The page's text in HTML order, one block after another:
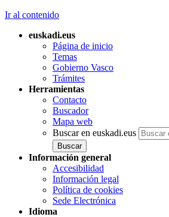
Ir al contenido
euskadi.eus
Página de inicio
Temas
Gobierno Vasco
Trámites
Herramientas
Contacto
Buscador
Mapa web
Buscar en euskadi.eus
Información general
Accesibilidad
Información legal
Política de cookies
Sede Electrónica
Idioma